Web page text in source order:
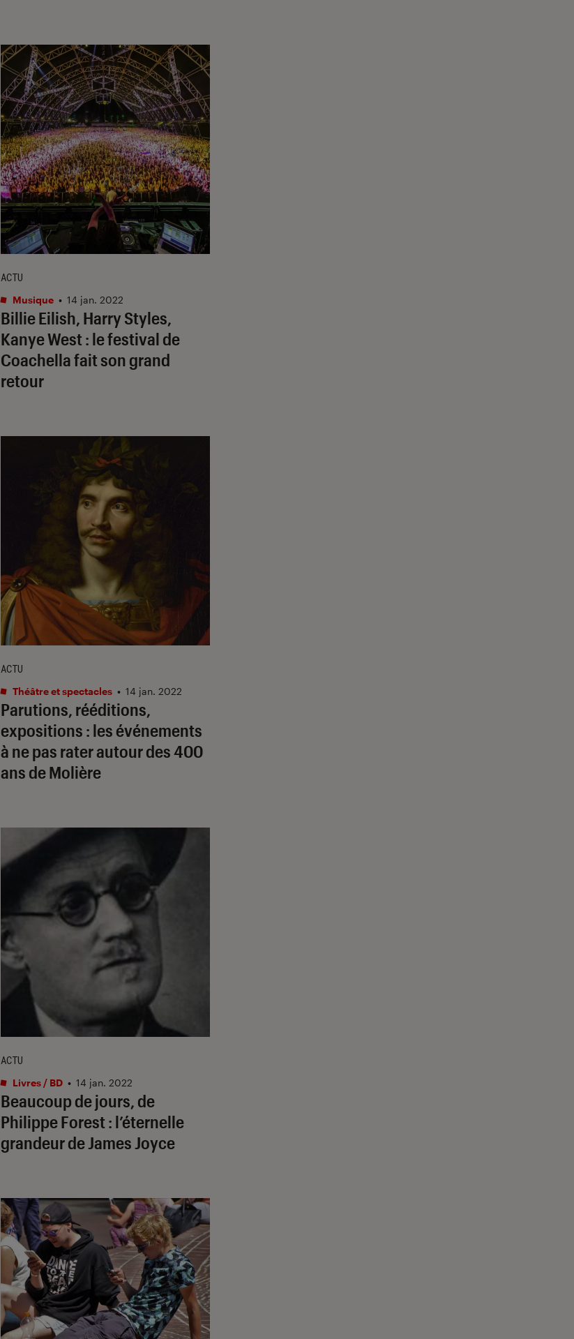
Billie Eilish, Harry Styles,
Kanye West : le festival de
Coachella fait son grand
retour
ACTU
Musique • 14 jan. 2022
Parutions, rééditions,
expositions : les événements
à ne pas rater autour des 400
ans de Molière
ACTU
Théâtre et spectacles • 14 jan. 2022
Beaucoup de jours, de
Philippe Forest : l’éternelle
grandeur de James Joyce
ACTU
Livres / BD • 14 jan. 2022